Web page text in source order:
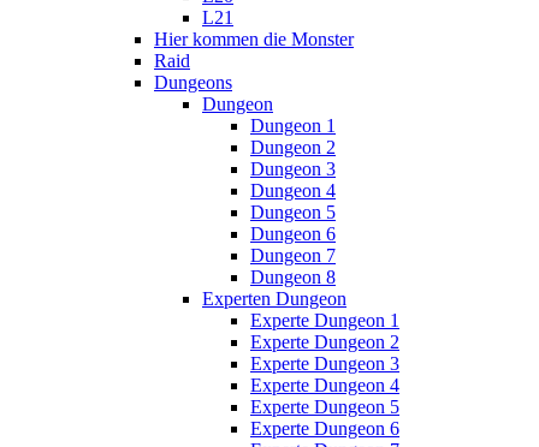
L21
Hier kommen die Monster
Raid
Dungeons
Dungeon
Dungeon 1
Dungeon 2
Dungeon 3
Dungeon 4
Dungeon 5
Dungeon 6
Dungeon 7
Dungeon 8
Experten Dungeon
Experte Dungeon 1
Experte Dungeon 2
Experte Dungeon 3
Experte Dungeon 4
Experte Dungeon 5
Experte Dungeon 6